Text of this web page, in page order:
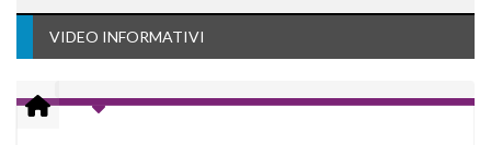
VIDEO INFORMATIVI